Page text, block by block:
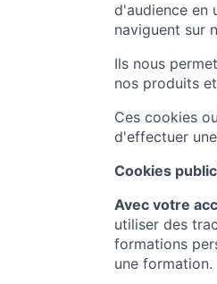
d'audience en
naviguent sur
Ils nous
nos produits
Ces cookies
d'effectuer
Cookies
Avec votre
utiliser des
formations
une formation.